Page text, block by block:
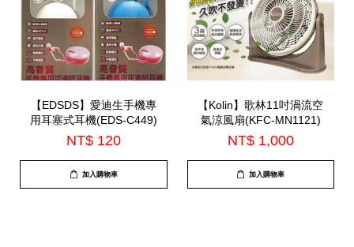
【EDSDS】愛迪生手機專
用耳塞式耳機(EDS-C449)
NT$ 120
加入購物車
【Kolin】歌林11吋渦流空
氣涼風扇(KFC-MN1121)
NT$ 1,000
加入購物車